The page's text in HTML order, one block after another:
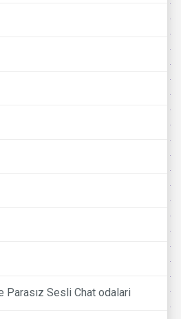
Parasız Sesli Chat odalari